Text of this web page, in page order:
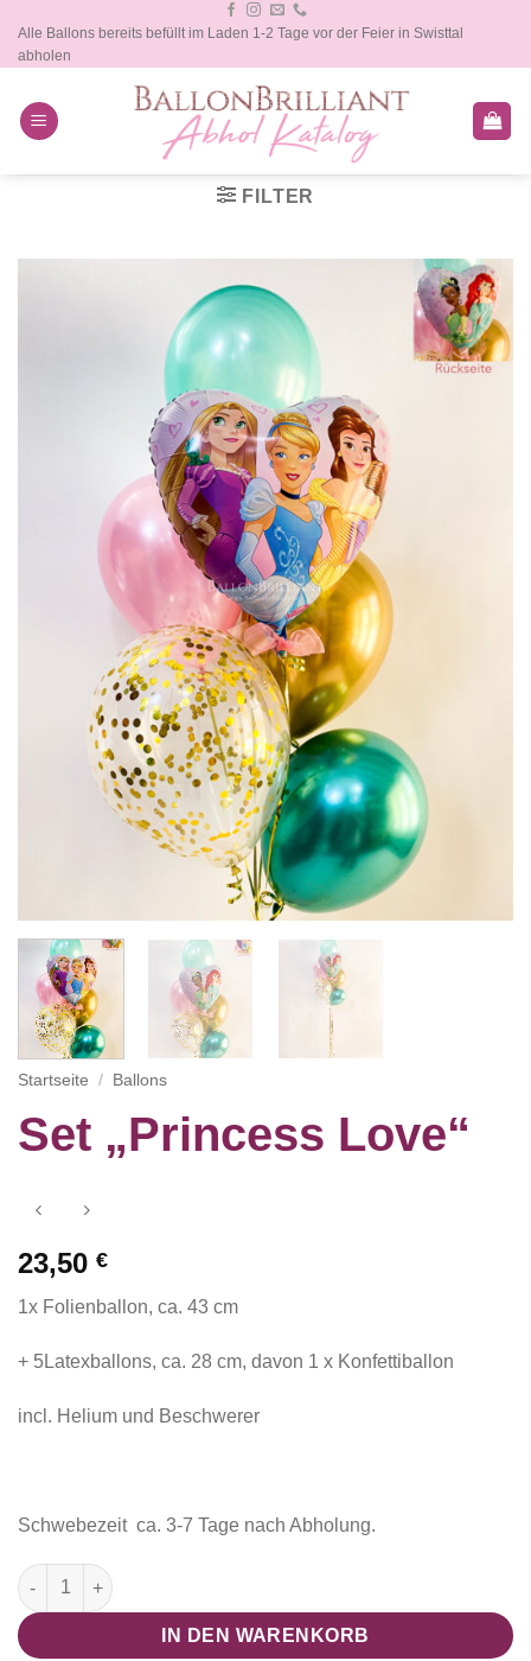
Inhalt
springen
Alle Ballons bereits befüllt im Laden 1-2 Tage vor der Feier in Swisttal
abholen
FILTER
Startseite / Ballons
Set „Princess Love“
23,50 €
1x Folienballon, ca. 43 cm
+ 5Latexballons, ca. 28 cm, davon 1 x Konfettiballon
incl. Helium und Beschwerer
Schwebezeit ca. 3-7 Tage nach Abholung.
Set "Princess Love" Menge
IN DEN WARENKORB